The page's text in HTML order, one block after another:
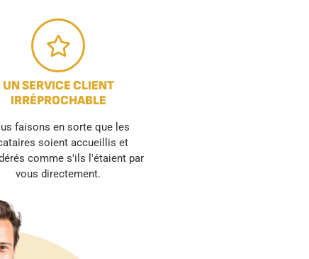
UN SERVICE CLIENT
IRRÉPROCHABLE
faisons en sorte que les
soient accueillis et
comme s'ils l'étaient par
vous directement.